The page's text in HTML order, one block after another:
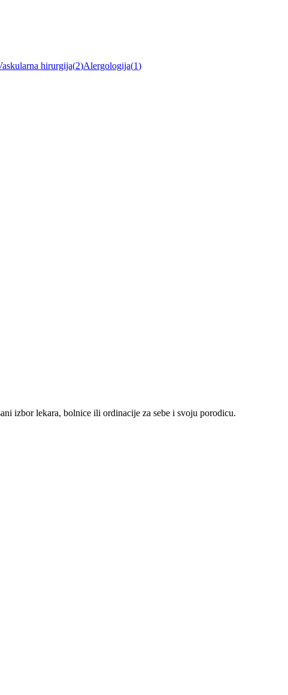
hirurgija(2)Alergologija(1)
izbor lekara, bolnice ili ordinacije za sebe i svoju porodicu.